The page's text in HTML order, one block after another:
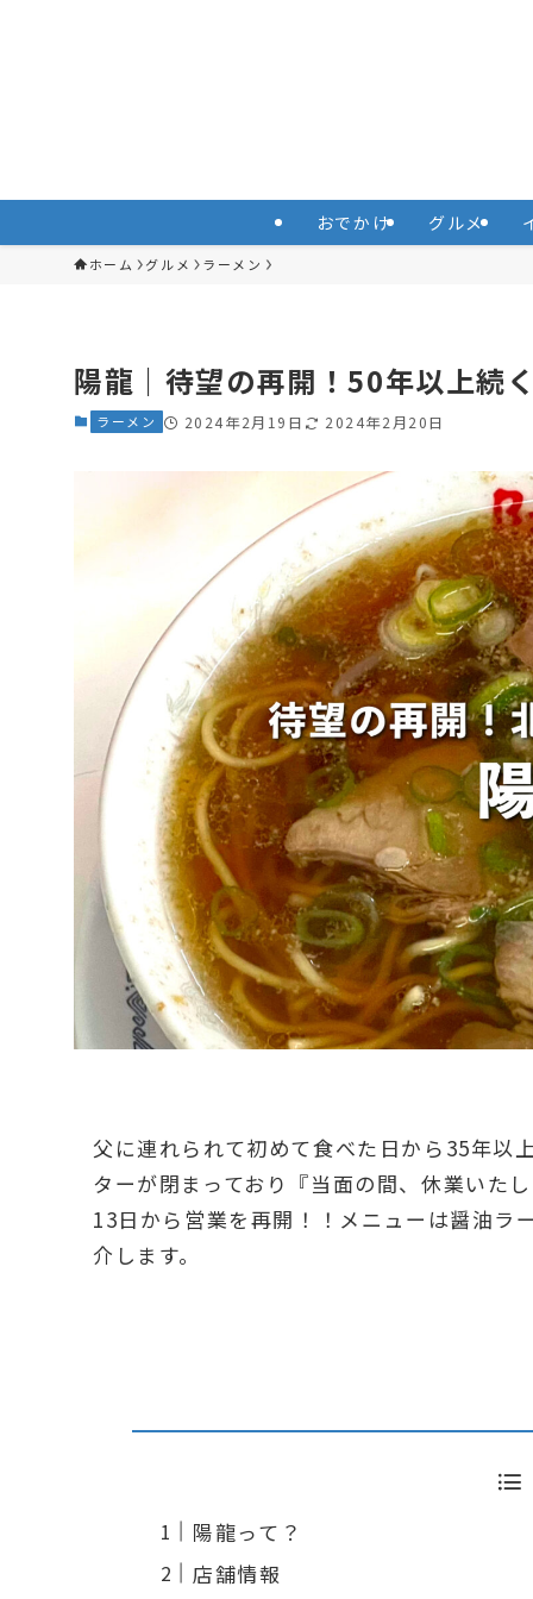
おでかけ グルメ
ホーム グルメ ラーメン
陽龍｜待望の再開！50年以上続
ラーメン 2024年2月19日 2024年2月20日
父に連れられて初めて食べた日から35年以
ターが閉まっており『当面の間、休業い
13日から営業を再開！！メニューは醤油ラ
介します。
陽龍って？
店舗情報